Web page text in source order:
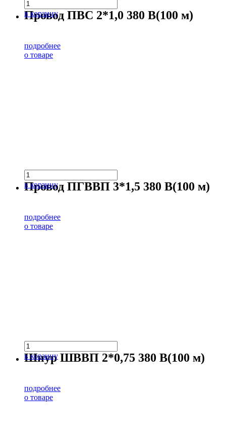
в корзину
Провод ПВС 2*1,0 380 В(100 м)
подробнее
о товаре
в корзину
Провод ПГВВП 3*1,5 380 В(100 м)
подробнее
о товаре
в корзину
Шнур ШВВП 2*0,75 380 В(100 м)
подробнее
о товаре